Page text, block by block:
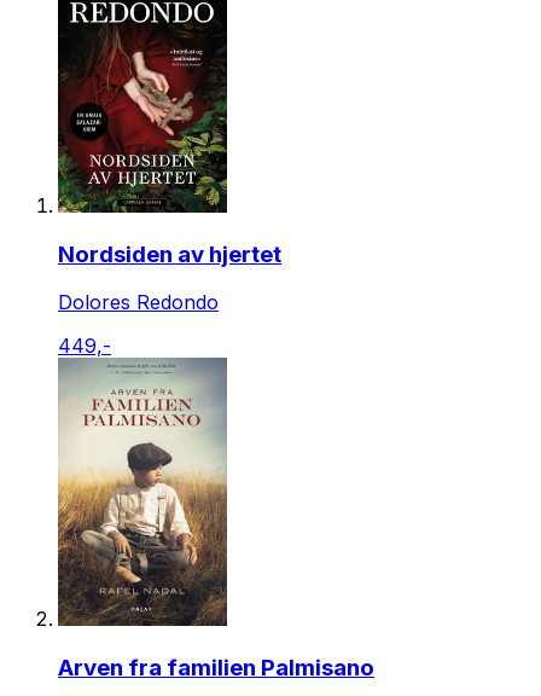
Nordsiden av hjertet
Dolores Redondo
449,-
Arven fra familien Palmisano